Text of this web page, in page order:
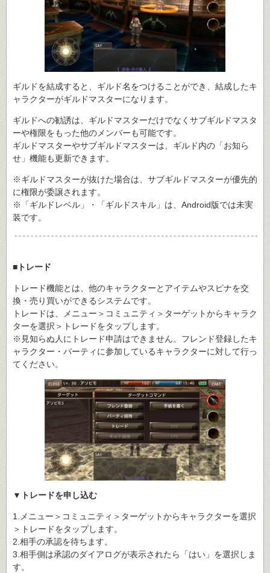
ギルドを結成すると、ギルド名をつけることができ、結成したキ
ャラクターがギルドマスターになります。
ギルドへの勧誘は、ギルドマスターだけでなくサブギルドマスタ
ーや権限をもった他のメンバーも可能です。
ギルドマスターやサブギルドマスターは、ギルド内の「お知ら
せ」機能も更新できます。
※ギルドマスターが抜けた場合は、サブギルドマスターが優先的
に権限が委譲されます。
※「ギルドレベル」・「ギルドスキル」は、Android版では未実
装です。
■トレード
トレード機能とは、他のキャラクターとアイテムやスピナを交
換・売り買いができるシステムです。
トレードは、メニュー＞コミュニティ＞ターゲットからキャラク
ターを選択＞トレードをタップします。
※見知らぬ人にトレード申請はできません。フレンド登録したキ
ャラクター・パーティに参加しているキャラクターに対して行っ
てください。
▼トレードを申し込む
1.メニュー＞コミュニティ＞ターゲットからキャラクターを選択
＞トレードをタップします。
2.相手の承認を待ちます。
3.相手側は承認のダイアログが表示されたら「はい」を選択しま
す。